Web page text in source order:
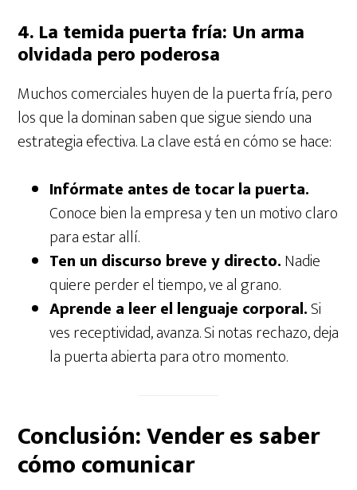
4. La temida puerta fría: Un arma
olvidada pero poderosa
Muchos comerciales huyen de la puerta fría, pero
los que la dominan saben que sigue siendo una
estrategia efectiva. La clave está en cómo se hace:
Infórmate antes de tocar la puerta.
Conoce bien la empresa y ten un motivo claro
para estar allí.
Ten un discurso breve y directo.Nadie
quiere perder el tiempo, ve al grano.
Aprende a leer el lenguaje corporal.Si
ves receptividad, avanza. Si notas rechazo, deja
la puerta abierta para otro momento.
Conclusión: Vender es saber
cómo comunicar